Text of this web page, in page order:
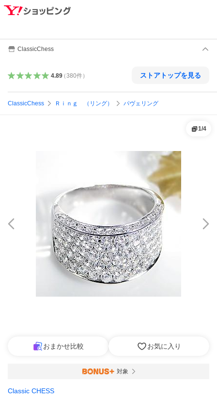
ClassicChess
4.89（380件） ストアトップを見る
ClassicChess Ｒｉｎｇ （リング） パヴェリング
1/4
おまかせ比較 お気に入り
対象
Classic CHESS